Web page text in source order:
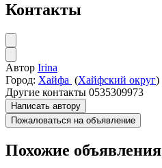
Контакты
Автор Irina
Город: Хайфа (Хайфский округ)
Другие контакты 0535309973
Написать автору
Пожаловаться на объявление
Похожие объявления